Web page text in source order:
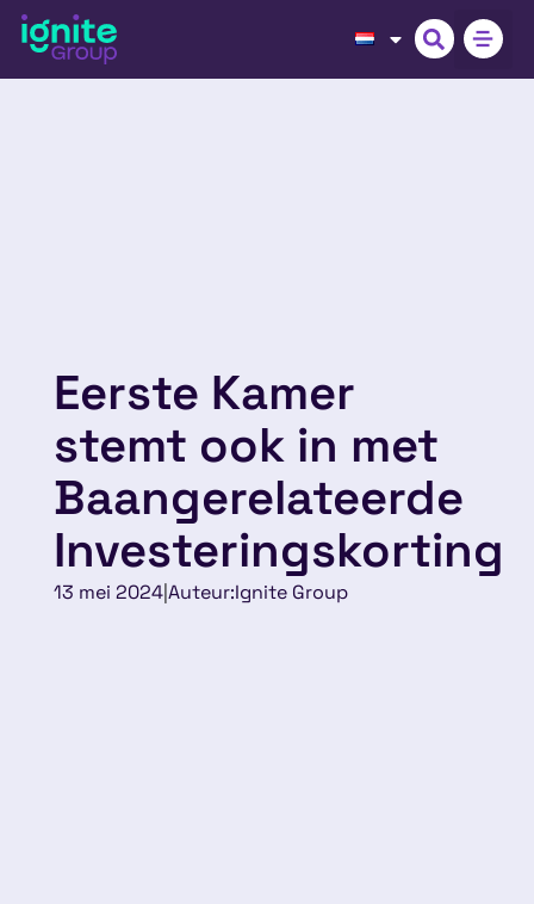
Eerste Kamer
stemt ook in met
Baangerelateerde
Investeringskorting
13 mei 2024|Auteur:Ignite Group